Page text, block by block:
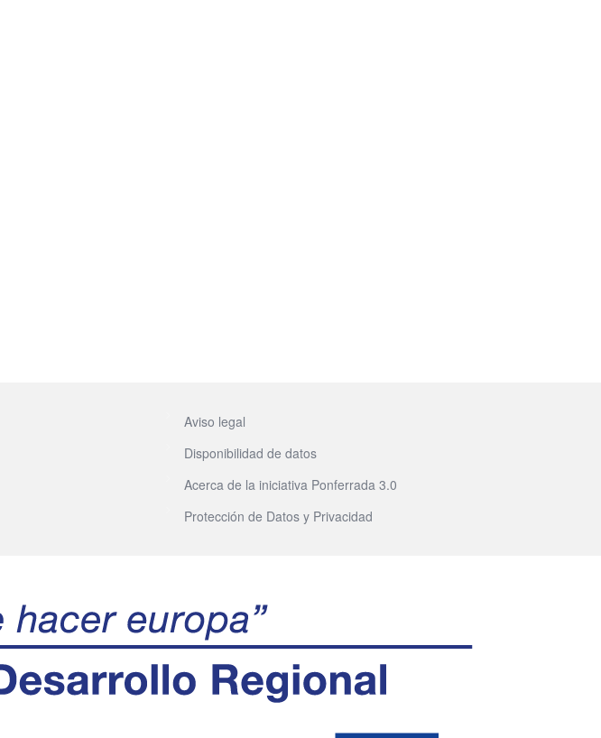
Aviso legal
Disponibilidad de datos
Acerca de la iniciativa Ponferrada 3.0
Protección de Datos y Privacidad